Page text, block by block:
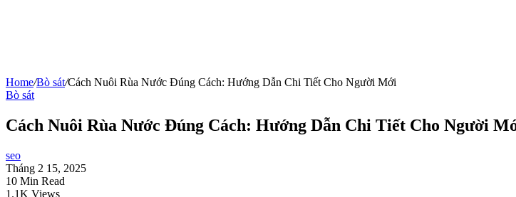
Home/Bò sát/Cách Nuôi Rùa Nước Đúng Cách: Hướng Dẫn Chi Tiết Cho Người Mới
Bò sát
Cách Nuôi Rùa Nước Đúng Cách: Hướng Dẫn Chi Tiết Cho Người
seo
Tháng 2 15, 2025
10 Min Read
1.1K Views